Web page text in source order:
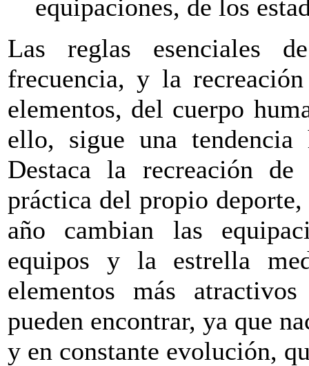
equipaciones, de los
Las reglas esenciales
frecuencia, y la
elementos, del cuerpo
ello, sigue una
Destaca la recreación
práctica del propio
año cambian las
equipos y la estrella
elementos más
pueden encontrar, ya que
y en constante evolución,